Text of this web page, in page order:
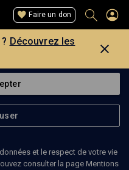
Faire un don
Découvrez les
et le respect de votre vie
consulter la page Mentions